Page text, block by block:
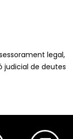
legal,
judicial de deutes